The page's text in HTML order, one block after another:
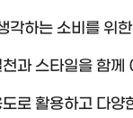
각하는 소비를 위
과 스타일을 함께
로 활용하고 다양